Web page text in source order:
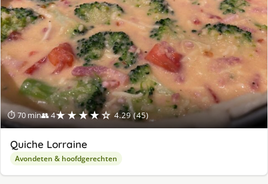
⏱ 70 min👥 4★★★★☆ 4.29 (45)
Quiche Lorraine
Avondeten & hoofdgerechten